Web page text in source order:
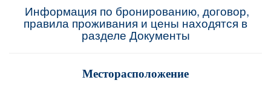
Информация по бронированию, договор,
правила проживания и цены находятся в
разделе Документы
Месторасположение